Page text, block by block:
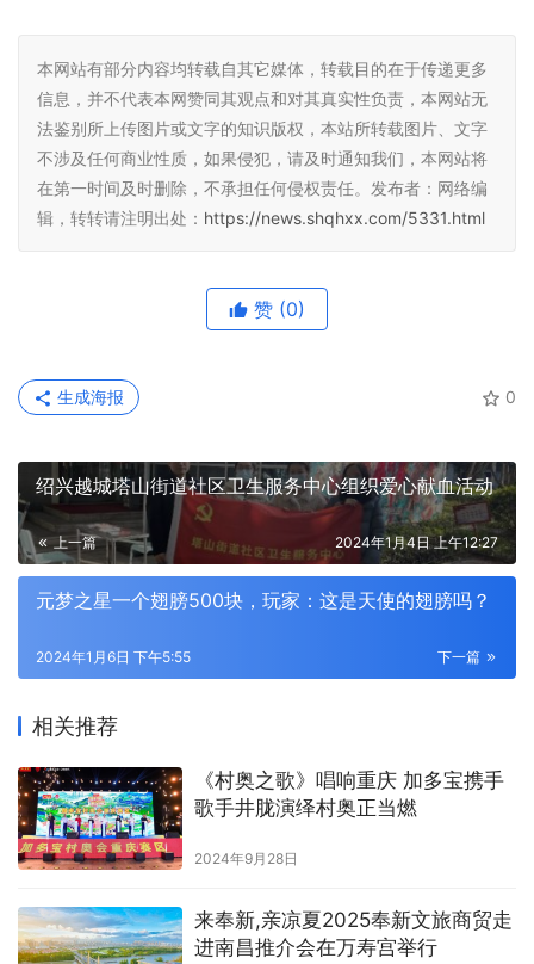
本网站有部分内容均转载自其它媒体，转载目的在于传递更多
信息，并不代表本网赞同其观点和对其真实性负责，本网站无
法鉴别所上传图片或文字的知识版权，本站所转载图片、文字
不涉及任何商业性质，如果侵犯，请及时通知我们，本网站将
在第一时间及时删除，不承担任何侵权责任。发布者：网络编
辑，转转请注明出处： https://news.shqhxx.com/5331.html
赞 (0)
0
生成海报
绍兴越城塔山街道社区卫生服务中心组织爱心献血活动
上一篇 2024年1月4日 上午12:27
元梦之星一个翅膀500块，玩家：这是天使的翅膀吗？
下一篇
2024年1月6日 下午5:55
相关推荐
《村奥之歌》唱响重庆 加多宝携手
歌手井胧演绎村奥正当燃
2024年9月28日
来奉新,亲凉夏2025奉新文旅商贸走
进南昌推介会在万寿宫举行